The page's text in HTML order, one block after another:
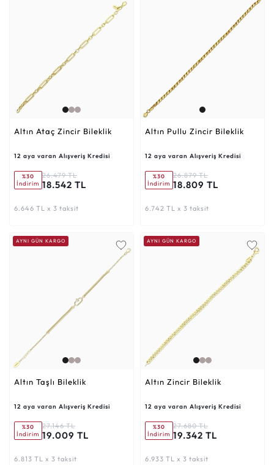
Altın Ataç Zincir Bileklik
12 aya varan Alışveriş Kredisi
%30
İndirim
26.479 TL
18.542 TL
6.646 TL x 3 taksit
Altın Pullu Zincir Bileklik
12 aya varan Alışveriş Kredisi
%30
İndirim
26.879 TL
18.809 TL
6.742 TL x 3 taksit
AYNI GÜN KARGO
Altın Taşlı Bileklik
12 aya varan Alışveriş Kredisi
%30
İndirim
27.146 TL
19.009 TL
6.813 TL x 3 taksit
AYNI GÜN KARGO
Altın Zincir Bileklik
12 aya varan Alışveriş Kredisi
%30
İndirim
27.680 TL
19.342 TL
6.933 TL x 3 taksit